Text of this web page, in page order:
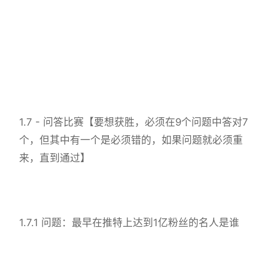
1.7 - 问答比赛【要想获胜，必须在9个问题中答对7
个，但其中有一个是必须错的，如果问题就必须重
来，直到通过】
1.7.1 问题：最早在推特上达到1亿粉丝的名人是谁